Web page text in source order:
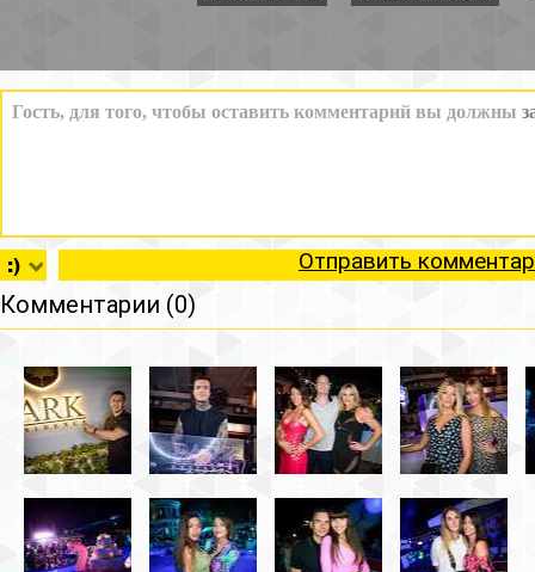
Отправить
Комментарии (0)